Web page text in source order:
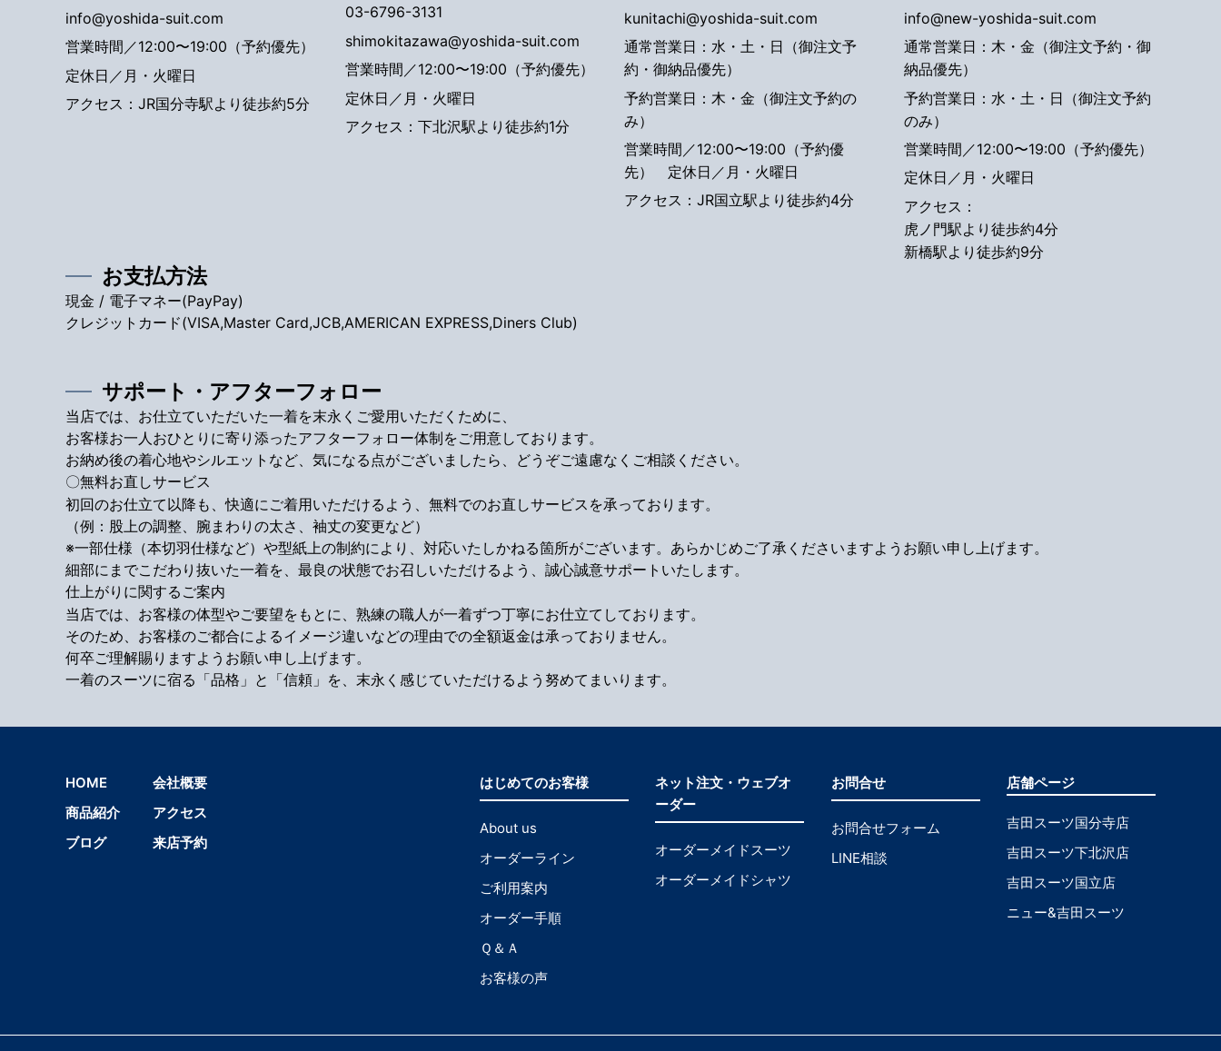
info@yoshida-suit.com
営業時間／12:00〜19:00（予約優先）
定休日／月・火曜日
アクセス：JR国分寺駅より徒歩約5分
03-6796-3131
shimokitazawa@yoshida-suit.com
営業時間／12:00〜19:00（予約優先）
定休日／月・火曜日
アクセス：下北沢駅より徒歩約1分
kunitachi@yoshida-suit.com
通常営業日：水・土・日（御注文予
約・御納品優先）
予約営業日：木・金（御注文予約の
み）
営業時間／12:00〜19:00（予約優
先） 定休日／月・火曜日
アクセス：JR国立駅より徒歩約4分
info@new-yoshida-suit.com
通常営業日：木・金（御注文予約・御
納品優先）
予約営業日：水・土・日（御注文予約
のみ）
営業時間／12:00〜19:00（予約優先）
定休日／月・火曜日
アクセス：
虎ノ門駅より徒歩約4分
新橋駅より徒歩約9分
お支払方法
現金 / 電子マネー(PayPay)
クレジットカード(VISA,Master Card,JCB,AMERICAN EXPRESS,Diners Club)
サポート・アフターフォロー
当店では、お仕立ていただいた一着を末永くご愛用いただくために、
お客様お一人おひとりに寄り添ったアフターフォロー体制をご用意しております。
お納め後の着心地やシルエットなど、気になる点がございましたら、どうぞご遠慮なくご相談ください。
〇無料お直しサービス
初回のお仕立て以降も、快適にご着用いただけるよう、無料でのお直しサービスを承っております。
（例：股上の調整、腕まわりの太さ、袖丈の変更など）
※一部仕様（本切羽仕様など）や型紙上の制約により、対応いたしかねる箇所がございます。あらかじめご了承くださいますようお願い申し上げます。
細部にまでこだわり抜いた一着を、最良の状態でお召しいただけるよう、誠心誠意サポートいたします。
仕上がりに関するご案内
当店では、お客様の体型やご要望をもとに、熟練の職人が一着ずつ丁寧にお仕立てしております。
そのため、お客様のご都合によるイメージ違いなどの理由での全額返金は承っておりません。
何卒ご理解賜りますようお願い申し上げます。
一着のスーツに宿る「品格」と「信頼」を、末永く感じていただけるよう努めてまいります。
HOME
商品紹介
ブログ
会社概要
アクセス
来店予約
はじめてのお客様
About us
オーダーライン
ご利用案内
オーダー手順
Ｑ＆Ａ
お客様の声
ネット注文・ウェブオ
ーダー
オーダーメイドスーツ
オーダーメイドシャツ
お問合せ
お問合せフォーム
LINE相談
店舗ページ
吉田スーツ国分寺店
吉田スーツ下北沢店
吉田スーツ国立店
ニュー&吉田スーツ